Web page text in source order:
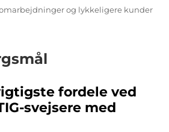
og lykkeligere kunder
fordele ved
svejsere med